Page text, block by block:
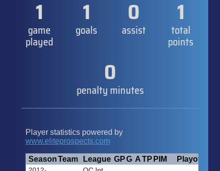
1
game
played
1
goals
0
assist
1
total
points
0
penalty minutes